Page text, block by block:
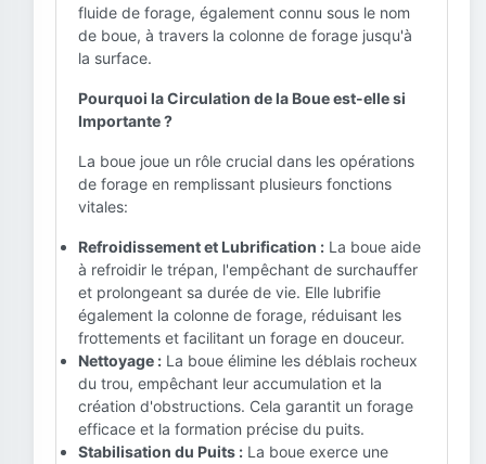
fluide de forage, également connu sous le nom
de boue, à travers la colonne de forage jusqu'à
la surface.
Pourquoi la Circulation de la Boue est-elle si
Importante ?
La boue joue un rôle crucial dans les opérations
de forage en remplissant plusieurs fonctions
vitales:
Refroidissement et Lubrification : La boue aide
à refroidir le trépan, l'empêchant de surchauffer
et prolongeant sa durée de vie. Elle lubrifie
également la colonne de forage, réduisant les
frottements et facilitant un forage en douceur.
Nettoyage : La boue élimine les déblais rocheux
du trou, empêchant leur accumulation et la
création d'obstructions. Cela garantit un forage
efficace et la formation précise du puits.
Stabilisation du Puits : La boue exerce une